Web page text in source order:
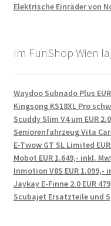
Elektrische Einräder von
Im FunShop Wien
Waydoo Subnado Plus
Kingsong KS18XL Pro
Scuddy Slim V4 um EUR
Seniorenfahrzeug Vita
E-Twow GT SL Limited
Mobot EUR 1.649,- inkl.
Inmotion V8S EUR 1.099,-
Jaykay E-Finne 2.0 EUR
Scubajet Ersatzteile und